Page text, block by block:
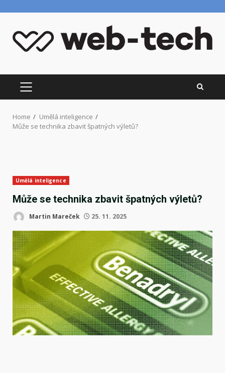
content
PRIMARY
MENU
Home
Umělá inteligence
Může se technika zbavit špatných výletů?
Umělá inteligence
Může se technika zbavit špatných výletů?
Martin Mareček 25. 11. 2025